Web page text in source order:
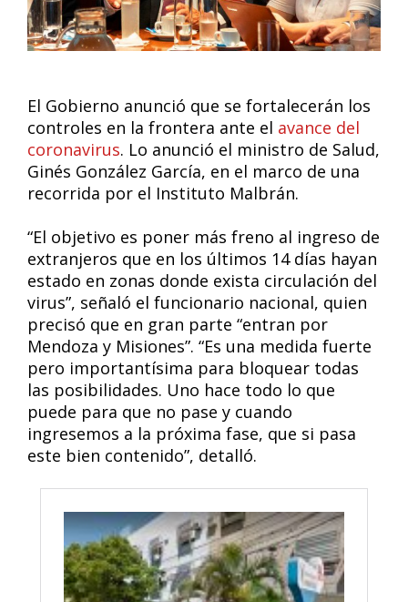
El Gobierno anunció que se fortalecerán los
controles en la frontera ante el avance del
coronavirus. Lo anunció el ministro de Salud,
Ginés González García, en el marco de una
recorrida por el Instituto Malbrán.
“El objetivo es poner más freno al ingreso de
extranjeros que en los últimos 14 días hayan
estado en zonas donde exista circulación del
virus”, señaló el funcionario nacional, quien
precisó que en gran parte “entran por
Mendoza y Misiones”. “Es una medida fuerte
pero importantísima para bloquear todas
las posibilidades. Uno hace todo lo que
puede para que no pase y cuando
ingresemos a la próxima fase, que si pasa
este bien contenido”, detalló.